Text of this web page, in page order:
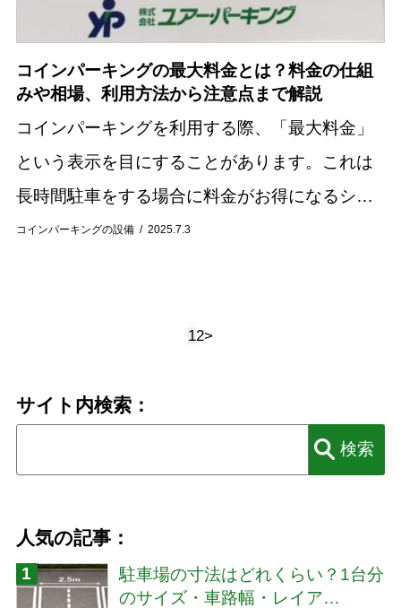
コインパーキングの設備 2025.7.3
コインパーキングの最大料金とは？料金の仕組
みや相場、利用方法から注意点まで解説
コインパーキングを利用する際、「最大料金」
という表示を目にすることがあります。これは
長時間駐車をする場合に料金がお得になるシス
テムですが、その仕組みや適用条件は駐車場に
12>
サイト内検索：
人気の記事：
駐車場の寸法はどれくらい？1台分
のサイズ・車路幅・レイア…